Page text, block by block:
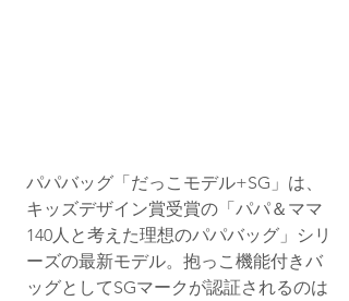
パパバッグ「だっこモデル+SG」は、
キッズデザイン賞受賞の「パパ＆ママ
140人と考えた理想のパパバッグ」シリ
ーズの最新モデル。抱っこ機能付きバ
ッグとしてSGマークが認証されるのは